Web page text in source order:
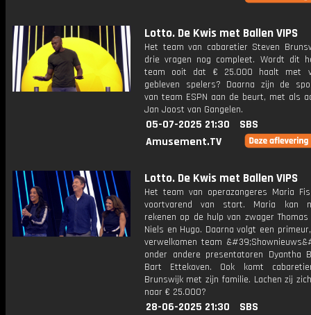
Lotto. De Kwis met Ballen VIPS
Het team van cabaretier Steven
drie vragen nog compleet. Wordt dit
team ooit dat € 25.000 haalt met
gebleven spelers? Daarna zijn de
van team ESPN aan de beurt, met als
Jan Joost van Gangelen.
05-07-2025 21:30
SBS
Amusement.TV
Lotto. De Kwis met Ballen VIPS
Het team van operazangeres Maria
voortvarend van start. Maria kan
rekenen op de hulp van zwager
Niels en Hugo. Daarna volgt een
verwelkomen team
onder andere presentatoren Dyantha
Bart Ettekoven. Ook komt
Brunswijk met zijn familie. Lachen zij
naar € 25.000?
28-06-2025 21:30
SBS